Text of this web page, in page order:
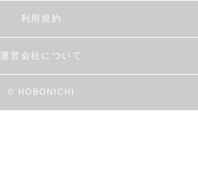
利用規約
運営会社について
© HOBONICHI